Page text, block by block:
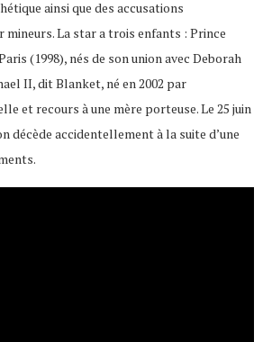
ainsi que des accusations
mineurs. La star a trois enfants : Prince
(1998), nés de son union avec Deborah
II, dit Blanket, né en 2002 par
et recours à une mère porteuse. Le 25 juin
décède accidentellement à la suite d’une